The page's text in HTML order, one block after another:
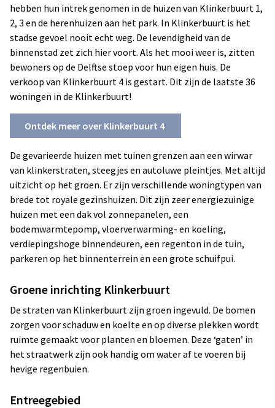
hebben hun intrek genomen in de huizen van Klinkerbuurt 1,
2, 3 en de herenhuizen aan het park. In Klinkerbuurt is het
stadse gevoel nooit echt weg. De levendigheid van de
binnenstad zet zich hier voort. Als het mooi weer is, zitten
bewoners op de Delftse stoep voor hun eigen huis. De
verkoop van Klinkerbuurt 4 is gestart. Dit zijn de laatste 36
woningen in de Klinkerbuurt!
Ontdek meer over Klinkerbuurt 4
De gevarieerde huizen met tuinen grenzen aan een wirwar
van klinkerstraten, steegjes en autoluwe pleintjes. Met altijd
uitzicht op het groen. Er zijn verschillende woningtypen van
brede tot royale gezinshuizen. Dit zijn zeer energiezuinige
huizen met een dak vol zonnepanelen, een
bodemwarmtepomp, vloerverwarming- en koeling,
verdiepingshoge binnendeuren, een regenton in de tuin,
parkeren op het binnenterrein en een grote schuifpui.
Groene inrichting Klinkerbuurt
De straten van Klinkerbuurt zijn groen ingevuld. De bomen
zorgen voor schaduw en koelte en op diverse plekken wordt
ruimte gemaakt voor planten en bloemen. Deze ‘gaten’ in
het straatwerk zijn ook handig om water af te voeren bij
hevige regenbuien.
Entreegebied